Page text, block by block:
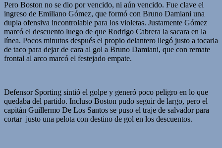
Pero Boston no se dio por vencido, ni aún vencido. Fue clave el
ingreso de Emiliano Gómez, que formó con Bruno Damiani una
dupla ofensiva incontrolable para los violetas. Justamente Gómez
marcó el descuento luego de que Rodrigo Cabrera la sacara en la
línea. Pocos minutos después el propio delantero llegó justo a tocarla
de taco para dejar de cara al gol a Bruno Damiani, que con remate
frontal al arco marcó el festejado empate.
Defensor Sporting sintió el golpe y generó poco peligro en lo que
quedaba del partido. Incluso Boston pudo seguir de largo, pero el
capitán Guillermo De Los Santos se puso el traje de salvador para
cortar justo una pelota con destino de gol en los descuentos.